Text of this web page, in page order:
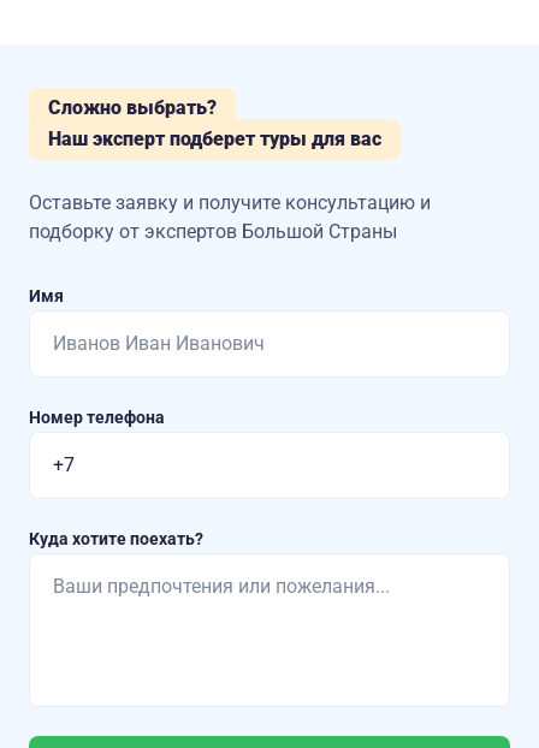
Сложно выбрать?
Наш эксперт подберет туры для вас
Оставьте заявку и получите консультацию и
подборку от экспертов Большой Страны
Имя
Номер телефона
Куда хотите поехать?